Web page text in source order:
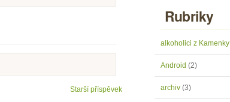
Starší příspěvek
Rubriky
alkoholici z Kamenky
Android (2)
archiv (3)